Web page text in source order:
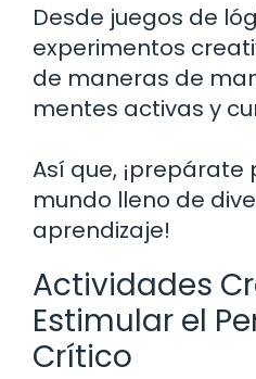
Desde juegos de
experimentos
de maneras de
mentes activas y
Así que,
mundo lleno de
aprendizaje!
Actividades
Estimular el
Crítico